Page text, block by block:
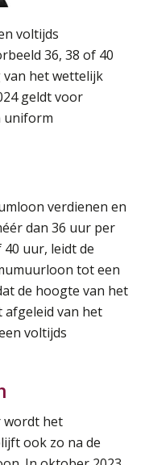
voltijds
36, 38 of 40
het wettelijk
geldt voor
uniform
verdienen en
dan 36 uur per
uur, leidt de
tot een
de hoogte van het
van het
voltijds
wordt het
ook zo na de